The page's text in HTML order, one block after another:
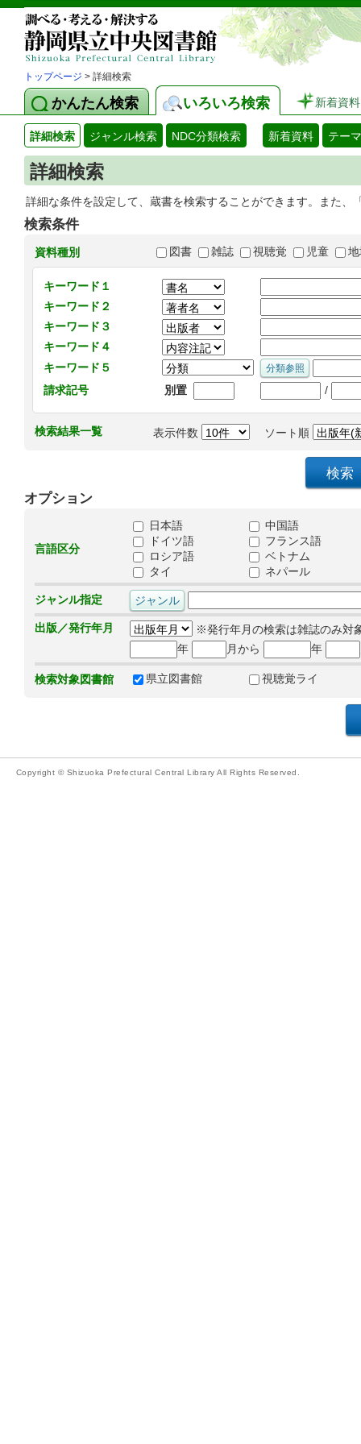
トップページ > 詳細検索
かんたん検索 いろいろ検索 新着資料
詳細検索 ジャンル検索 NDC分類検索 新着資料 テー
詳細検索
詳細な条件を設定して、蔵書を検索することができます。また
検索条件
資料種別 図書 雑誌 視聴覚 児童
キーワード１
キーワード２
キーワード３
キーワード４
キーワード５
請求記号
別置 /
検索結果一覧 表示件数 ソート順
オプション
言語区分
日本語
中国語
ドイツ語
フランス語
ロシア語
ベトナム
タイ
ネパール
ジャンル指定
出版／発行年月
※発行年月の検索は雑誌のみ対
年
月から 年
検索対象図書館 県立図書館 視聴覚ライ
Copyright © Shizuoka Prefectural Central Library All Rights Reserved.